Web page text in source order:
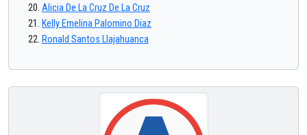
Alicia De La Cruz De La Cruz
Kelly Emelina Palomino Diaz
Ronald Santos Llajahuanca